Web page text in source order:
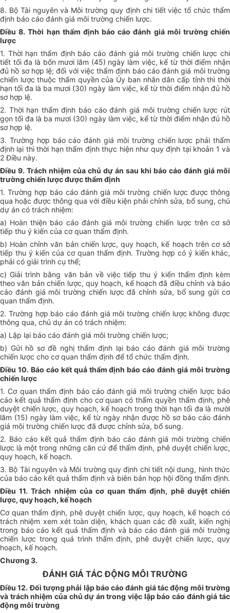
8. Bộ Tài nguyên và Môi trường quy định chi tiết việc tổ chức thẩm
định báo cáo đánh giá môi trường chiến lược.
Điều 8. Thời hạn thẩm định báo cáo đánh giá môi trường chiến
lược
1. Thời hạn thẩm định báo cáo đánh giá môi trường chiến lược chi
tiết tối đa là bốn mươi lăm (45) ngày làm việc, kể từ thời điểm nhận
đủ hồ sơ hợp lệ; đối với việc thẩm định báo cáo đánh giá môi trường
chiến lược thuộc thẩm quyền của Ủy ban nhân dân cấp tỉnh thì thời
hạn tối đa là ba mươi (30) ngày làm việc, kể từ thời điểm nhận đủ hồ
sơ hợp lệ.
2. Thời hạn thẩm định báo cáo đánh giá môi trường chiến lược rút
gọn tối đa là ba mươi (30) ngày làm việc, kể từ thời điểm nhận đủ hồ
sơ hợp lệ.
3. Trường hợp báo cáo đánh giá môi trường chiến lược phải thẩm
định lại thì thời hạn thẩm định thực hiện như quy định tại khoản 1 và
2 Điều này.
Điều 9. Trách nhiệm của chủ dự án sau khi báo cáo đánh giá môi
trường chiến lược được thẩm định
1. Trường hợp báo cáo đánh giá môi trường chiến lược được thông
qua hoặc được thông qua với điều kiện phải chỉnh sửa, bổ sung, chủ
dự án có trách nhiệm:
a) Hoàn thiện báo cáo đánh giá môi trường chiến lược trên cơ sở
tiếp thu ý kiến của cơ quan thẩm định.
b) Hoàn chỉnh văn bản chiến lược, quy hoạch, kế hoạch trên cơ sở
tiếp thu ý kiến của cơ quan thẩm định. Trường hợp có ý kiến khác,
phải có giải trình cụ thể;
c) Giải trình bằng văn bản về việc tiếp thu ý kiến thẩm định kèm
theo văn bản chiến lược, quy hoạch, kế hoạch đã điều chỉnh và báo
cáo đánh giá môi trường chiến lược đã chỉnh sửa, bổ sung gửi cơ
quan thẩm định.
2. Trường hợp báo cáo đánh giá môi trường chiến lược không được
thông qua, chủ dự án có trách nhiệm:
a) Lập lại báo cáo đánh giá môi trường chiến lược;
b) Gửi hồ sơ đề nghị thẩm định lại báo cáo đánh giá môi trường
chiến lược cho cơ quan thẩm định để tổ chức thẩm định.
Điều 10. Báo cáo kết quả thẩm định báo cáo đánh giá môi trường
chiến lược
1. Cơ quan thẩm định báo cáo đánh giá môi trường chiến lược báo
cáo kết quả thẩm định cho cơ quan có thẩm quyền thẩm định, phê
duyệt chiến lược, quy hoạch, kế hoạch trong thời hạn tối đa là mười
lăm (15) ngày làm việc, kể từ ngày nhận được hồ sơ báo cáo đánh
giá môi trường chiến lược đã được chỉnh sửa, bổ sung.
2. Báo cáo kết quả thẩm định báo cáo đánh giá môi trường chiến
lược là một trong những căn cứ để thẩm định, phê duyệt chiến lược,
quy hoạch, kế hoạch.
3. Bộ Tài nguyên và Môi trường quy định chi tiết nội dung, hình thức
của báo cáo kết quả thẩm định và biên bản họp hội đồng thẩm định.
Điều 11. Trách nhiệm của cơ quan thẩm định, phê duyệt chiến
lược, quy hoạch, kế hoạch
Cơ quan thẩm định, phê duyệt chiến lược, quy hoạch, kế hoạch có
trách nhiệm xem xét toàn diện, khách quan các đề xuất, kiến nghị
trong báo cáo kết quả thẩm định và báo cáo đánh giá môi trường
chiến lược trong quá trình thẩm định, phê duyệt chiến lược, quy
hoạch, kế hoạch.
Chương 3.
ĐÁNH GIÁ TÁC ĐỘNG MÔI TRƯỜNG
Điều 12. Đối tượng phải lập báo cáo đánh giá tác động môi trường
và trách nhiệm của chủ dự án trong việc lập báo cáo đánh giá tác
động môi trường